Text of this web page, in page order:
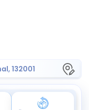
132001